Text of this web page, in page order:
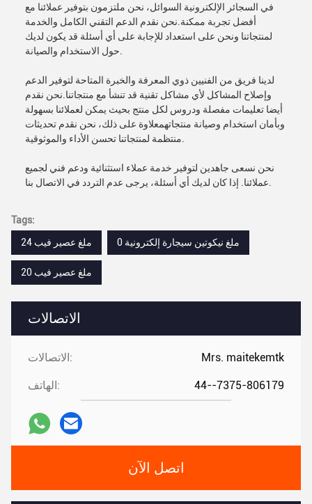
الاتصالات
الاتصالات: Mrs. maitekemtk
الهاتف: 44--7375-806179
اتصل الآن
في السجائر الإلكترونية السوائل، نحن ملتزمون بتوفير عملائنا مع
أفضل تجربة ممكنة.نحن نقدم الدعم التقني الكامل والخدمة
لمنتجاتنا ونحن على استعداد للإجابة على أي أسئلة قد يكون لديك
لدينا فريق من الفنيين ذوي المعرفة والخبرة المتاحة لتوفير الدعم
وإصلاح المشاكل لأي مشاكل تقنية قد تنشأ مع منتجاتنا.نحن نقدم
أيضا تعليمات مفصلة ودروس لكل منتج بحيث يمكن لعملائنا بسهولة
وبأمان استخدام وصيانة منتجاتهمعلاوة على ذلك، نحن نقدم تحديثات
نحن نسعى جاهدين لتوفير خدمة عملاء استثنائية ودعم فني لجميع
Tags:
24 ملغ عصير فيب
0 ملغ نيكوتين سيجارة إلكترونية
20 ملغ عصير فيب